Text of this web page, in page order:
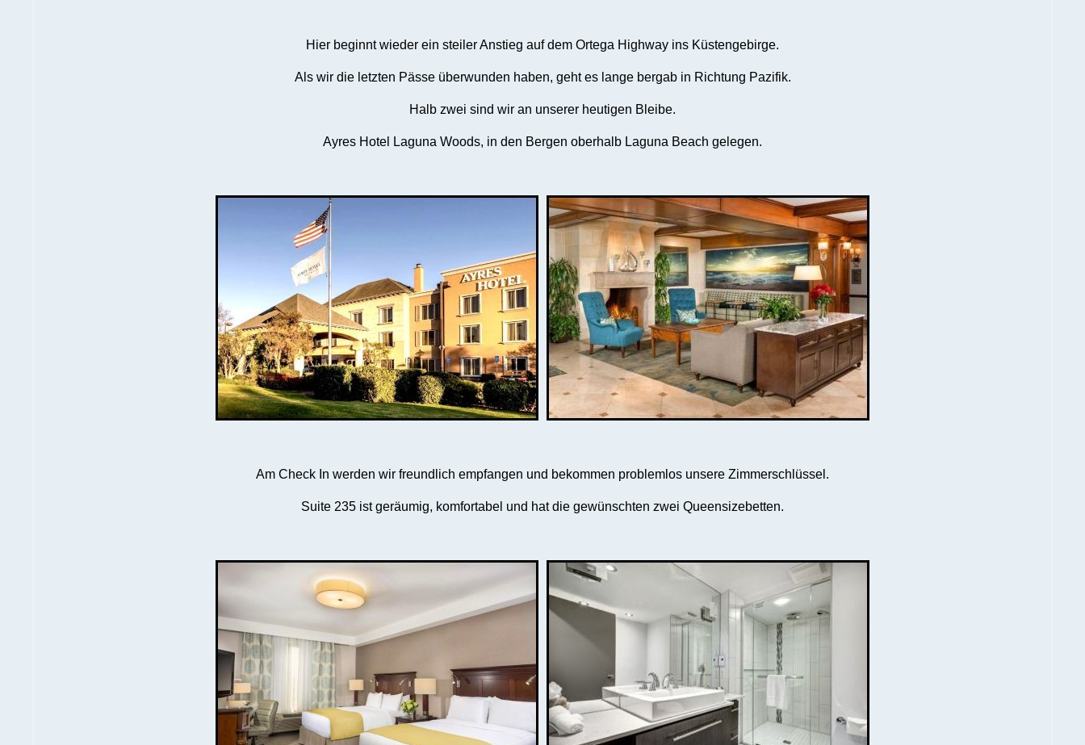
Hier beginnt wieder ein steiler Anstieg auf dem Ortega Highway ins Küstengebirge.
Als wir die letzten Pässe überwunden haben, geht es lange bergab in Richtung Pazifik.
Halb zwei sind wir an unserer heutigen Bleibe.
Ayres Hotel Laguna Woods, in den Bergen oberhalb Laguna Beach gelegen.
Am Check In werden wir freundlich empfangen und bekommen problemlos unsere Zimmerschlüssel.
Suite 235 ist geräumig, komfortabel und hat die gewünschten zwei Queensizebetten.